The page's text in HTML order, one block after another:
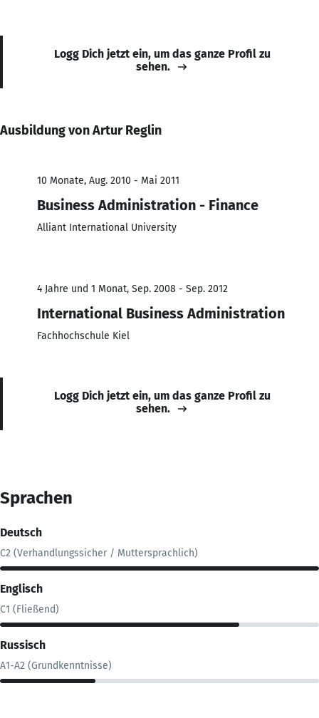
Logg Dich jetzt ein, um das ganze Profil zu
sehen.
Ausbildung von Artur Reglin
10 Monate, Aug. 2010 - Mai 2011
Business Administration - Finance
Alliant International University
4 Jahre und 1 Monat, Sep. 2008 - Sep. 2012
International Business Administration
Fachhochschule Kiel
Logg Dich jetzt ein, um das ganze Profil zu
sehen.
Sprachen
Deutsch
C2 (Verhandlungssicher / Muttersprachlich)
Englisch
C1 (Fließend)
Russisch
A1-A2 (Grundkenntnisse)